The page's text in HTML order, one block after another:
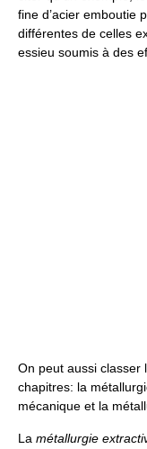
fine d’acier emboutie
différentes de celles
essieu soumis à des
On peut aussi classer
chapitres: la
mécanique et la
La métallurgie